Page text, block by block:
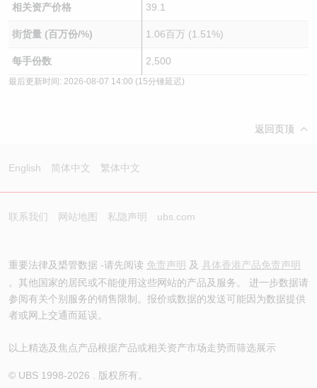
相关资产价格 39.1
街货量 (百万份/%) 1.06百万 (1.51%)
每手份数 2,500
最后更新时间: 2026-08-07 14:00 (15分锺延迟)
返回页顶
English 简体中文 繁体中文
联系我们 网站地图 私隐声明 ubs.com
重要法律及槼管数据 -请先阅读 免责声明 及 具体香港产品免责声明
。其他国家的居民或不能使用这些网站的产品及服务。 进一步数据请
参阅有关个别服务的销售限制。报价或数据的发送可能因为数据提供
者或网上交通而延误。
以上精选及焦点产品根据产品或相关资产市场走势而筛选展示
© UBS 1998-2026 . 版权所有。